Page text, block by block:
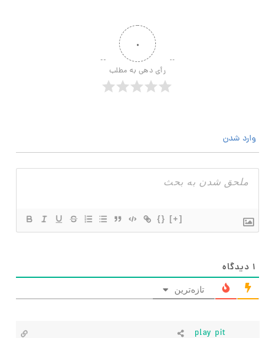
۰
رأی دهی به مطلب
وارد شدن
{} [+]
۱ دیدگاه
تازه‌ترین
play pit